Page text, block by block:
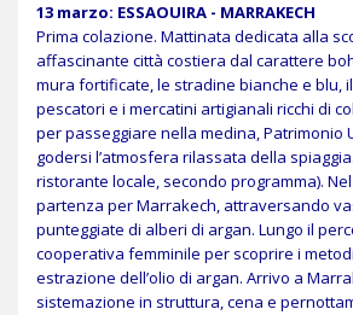
13 marzo: ESSAOUIRA - MARRAKECH
Prima colazione. Mattinata dedicata alla
affascinante città costiera dal carattere
mura fortificate, le stradine bianche e blu,
pescatori e i mercatini artigianali ricchi di
per passeggiare nella medina, Patrimonio
godersi l’atmosfera rilassata della
ristorante locale, secondo programma).
partenza per Marrakech, attraversando
punteggiate di alberi di argan. Lungo il
cooperativa femminile per scoprire i
estrazione dell’olio di argan. Arrivo a
sistemazione in struttura, cena e